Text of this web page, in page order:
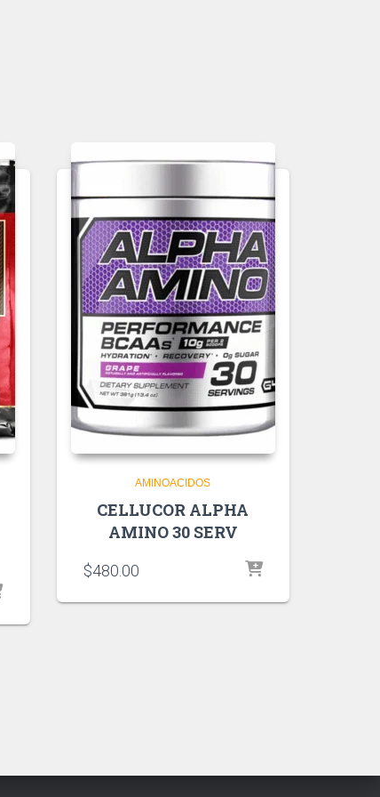
AMINOACIDOS
CELLUCOR ALPHA
AMINO 30 SERV
$480.00